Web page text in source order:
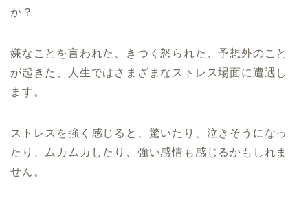
か？
嫌なことを言われた、きつく怒られた、予想外のこと
が起きた、人生ではさまざまなストレス場面に遭遇し
ます。
ストレスを強く感じると、驚いたり、泣きそうになっ
たり、ムカムカしたり、強い感情も感じるかもしれま
せん。